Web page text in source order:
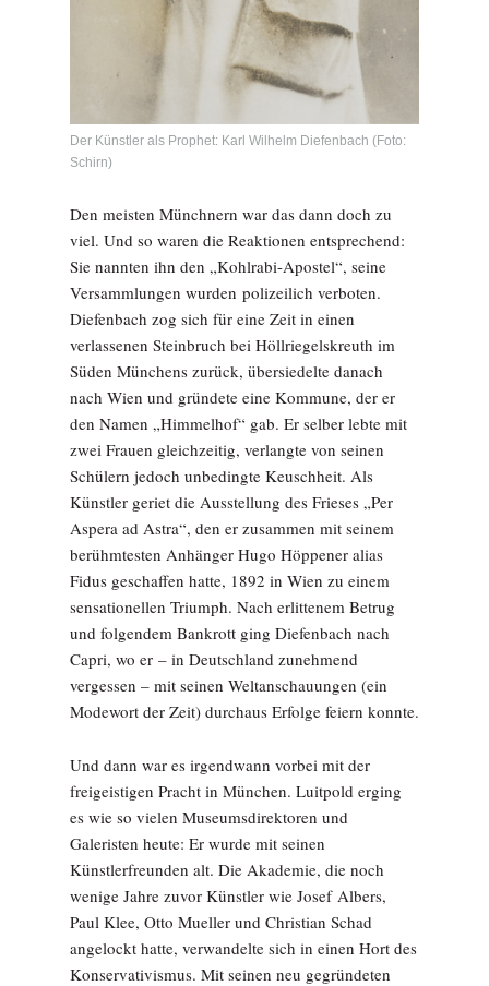
Der Künstler als Prophet: Karl Wilhelm Diefenbach (Foto:
Schirn)
Den meisten Münchnern war das dann doch zu
viel. Und so waren die Reaktionen entsprechend:
Sie nannten ihn den „Kohlrabi-Apostel“, seine
Versammlungen wurden polizeilich verboten.
Diefenbach zog sich für eine Zeit in einen
verlassenen Steinbruch bei Höllriegelskreuth im
Süden Münchens zurück, übersiedelte danach
nach Wien und gründete eine Kommune, der er
den Namen „Himmelhof“ gab. Er selber lebte mit
zwei Frauen gleichzeitig, verlangte von seinen
Schülern jedoch unbedingte Keuschheit. Als
Künstler geriet die Ausstellung des Frieses „Per
Aspera ad Astra“, den er zusammen mit seinem
berühmtesten Anhänger Hugo Höppener alias
Fidus geschaffen hatte, 1892 in Wien zu einem
sensationellen Triumph. Nach erlittenem Betrug
und folgendem Bankrott ging Diefenbach nach
Capri, wo er – in Deutschland zunehmend
vergessen – mit seinen Weltanschauungen (ein
Modewort der Zeit) durchaus Erfolge feiern konnte.
Und dann war es irgendwann vorbei mit der
freigeistigen Pracht in München. Luitpold erging
es wie so vielen Museumsdirektoren und
Galeristen heute: Er wurde mit seinen
Künstlerfreunden alt. Die Akademie, die noch
wenige Jahre zuvor Künstler wie Josef Albers,
Paul Klee, Otto Mueller und Christian Schad
angelockt hatte, verwandelte sich in einen Hort des
Konservativismus. Mit seinen neu gegründeten